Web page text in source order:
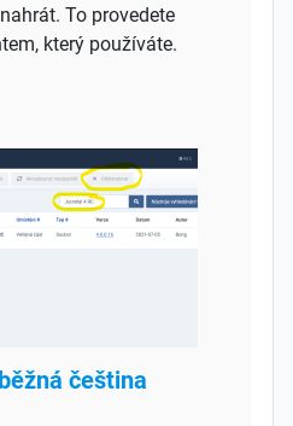
To provedete
který používáte.
čeština